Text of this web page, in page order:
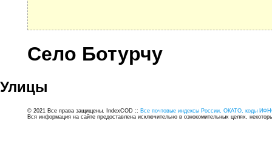
Село Ботурчу
Улицы
© 2021 Все права защищены. IndexCOD :: Все почтовые индексы России, ОКАТО, коды
Вся информация на сайте предоставлена исключительно в ознокомительных целях,